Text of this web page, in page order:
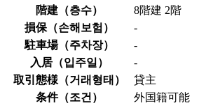
階建（층수）
8階建 2階
損保（손해보험 ）
-
駐車場（주차장）
-
入居（입주일 ）
-
取引態様（거래형태 ）
貸主
条件（조건 ）
外国籍可能